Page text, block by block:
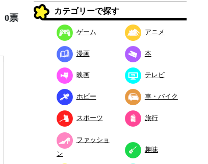
0票
カテゴリーで探す
ゲーム アニメ
漫画 本
映画 テレビ
ホビー 車・バイク
スポーツ 旅行
ファッショ
ン
趣味